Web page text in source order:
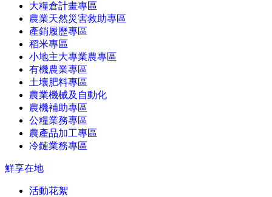
大糧倉計畫專區
農業天然災害救助專區
產銷履歷專區
稻米專區
小地主大專業農專區
有機農業專區
土壤肥料專區
農業機械及自動化
農機補助專區
公糧業務專區
農產品加工專區
冷鏈業務專區
鮮享在地
活動花絮